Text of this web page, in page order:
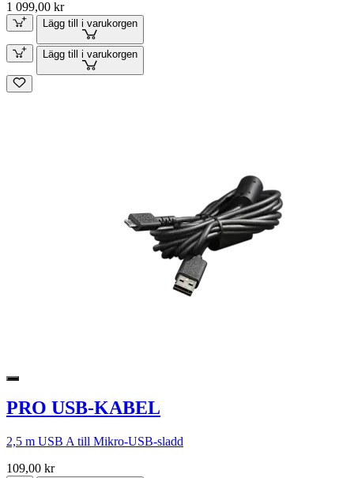
1 099,00 kr
Lägg till i varukorgen
Lägg till i varukorgen
PRO USB-KABEL
2,5 m USB A till Mikro-USB-sladd
109,00 kr